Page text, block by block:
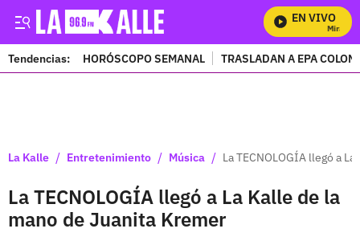
EN VIVO
Mira
Tendencias: HORÓSCOPO SEMANAL TRASLADAN A EPA
La Kalle / Entretenimiento / Música / La TECNOLOGÍA llegó a
La TECNOLOGÍA llegó a La Kalle de la
mano de Juanita Kremer